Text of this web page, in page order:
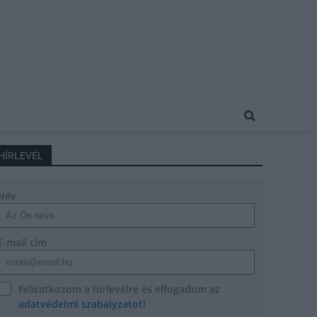
mail cím
Feliratkozom a hírlevélre és elfogadom az
adatvédelmi szabályzatot!